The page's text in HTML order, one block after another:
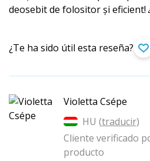
deosebit de folositor și eficient!
¿Te ha sido útil esta reseña?
Violetta Csépe
HU (traducir)
Cliente verificado
producto